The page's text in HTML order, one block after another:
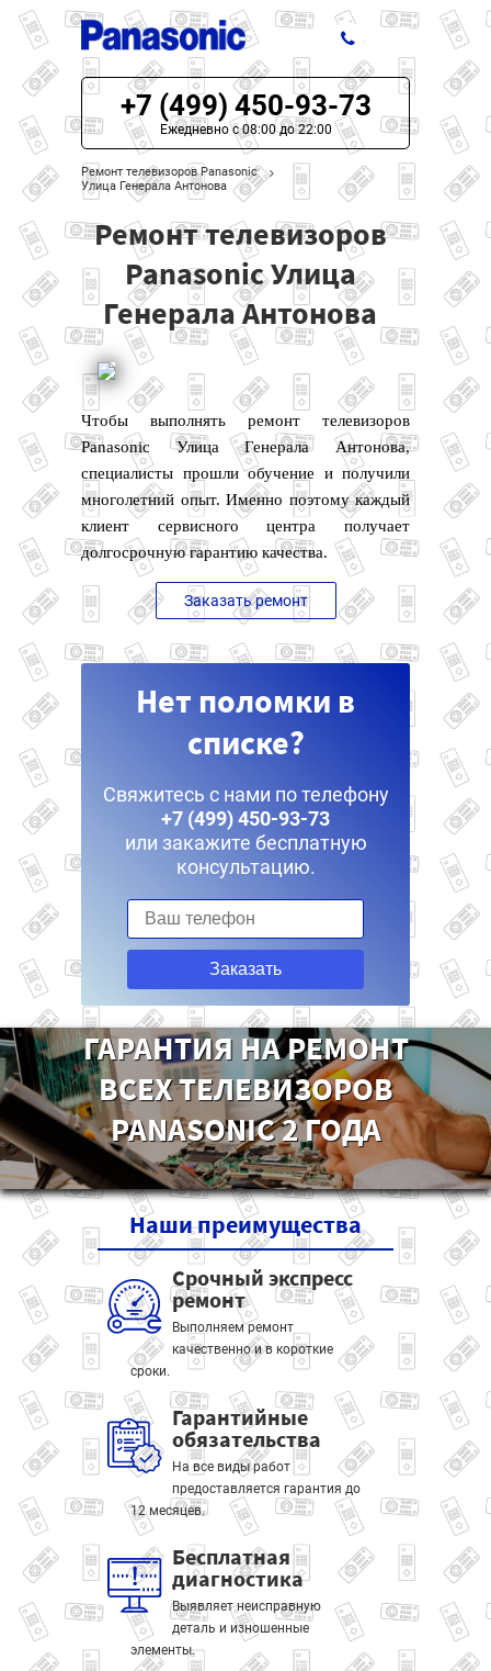
ЦЕНЫ НА РЕМОНТ
О СЕРВИСЕ
МОДЕЛИ PANASONIC
НАШИ КОНТАКТЫ
+7 (499) 450-93-73
Ежедневно с 08:00 до 22:00
Ремонт телевизоров Panasonic
Улица Генерала Антонова
Ремонт телевизоров
Panasonic Улица
Генерала Антонова
Чтобы выполнять ремонт телевизоров
Panasonic Улица Генерала Антонова,
специалисты прошли обучение и получили
многолетний опыт. Именно поэтому каждый
клиент сервисного центра получает
долгосрочную гарантию качества.
Заказать ремонт
Нет поломки в
списке?
Свяжитесь с нами по телефону
+7 (499) 450-93-73
или закажите бесплатную
консультацию.
Заказать
ГАРАНТИЯ НА РЕМОНТ
ВСЕХ ТЕЛЕВИЗОРОВ
PANASONIC 2 ГОДА
Нашипреимущества
Срочный экспресс
ремонт
Выполняем ремонт
качественно и в короткие
сроки.
Гарантийные
обязательства
На все виды работ
предоставляется гарантия до
12 месяцев.
Бесплатная
диагностика
Выявляет неисправную
деталь и изношенные
элементы.